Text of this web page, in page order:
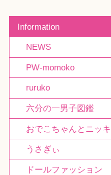
Information
NEWS
PW-momoko
ruruko
六分の一男子図鑑
おでこちゃんとニッキ
うさぎぃ
ドールファッション